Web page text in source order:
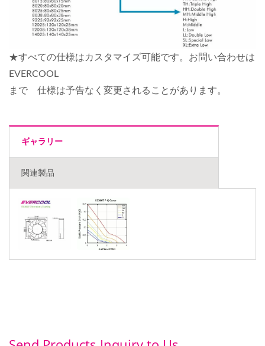
★すべての仕様はカスタマイズ可能です。お問い合わせは
EVERCOOL
まで 仕様は予告なく変更されることがあります。
ギャラリー
関連製品